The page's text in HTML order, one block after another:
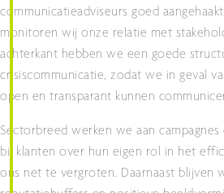
communicatieadviseurs goed
monitoren wij onze relatie met
achterkant hebben we een goede
crisiscommunicatie, zodat we in geval
open en transparant kunnen
Sectorbreed werken we aan
bij klanten over hun eigen rol in het
ons net te vergroten. Daarnaast blijven